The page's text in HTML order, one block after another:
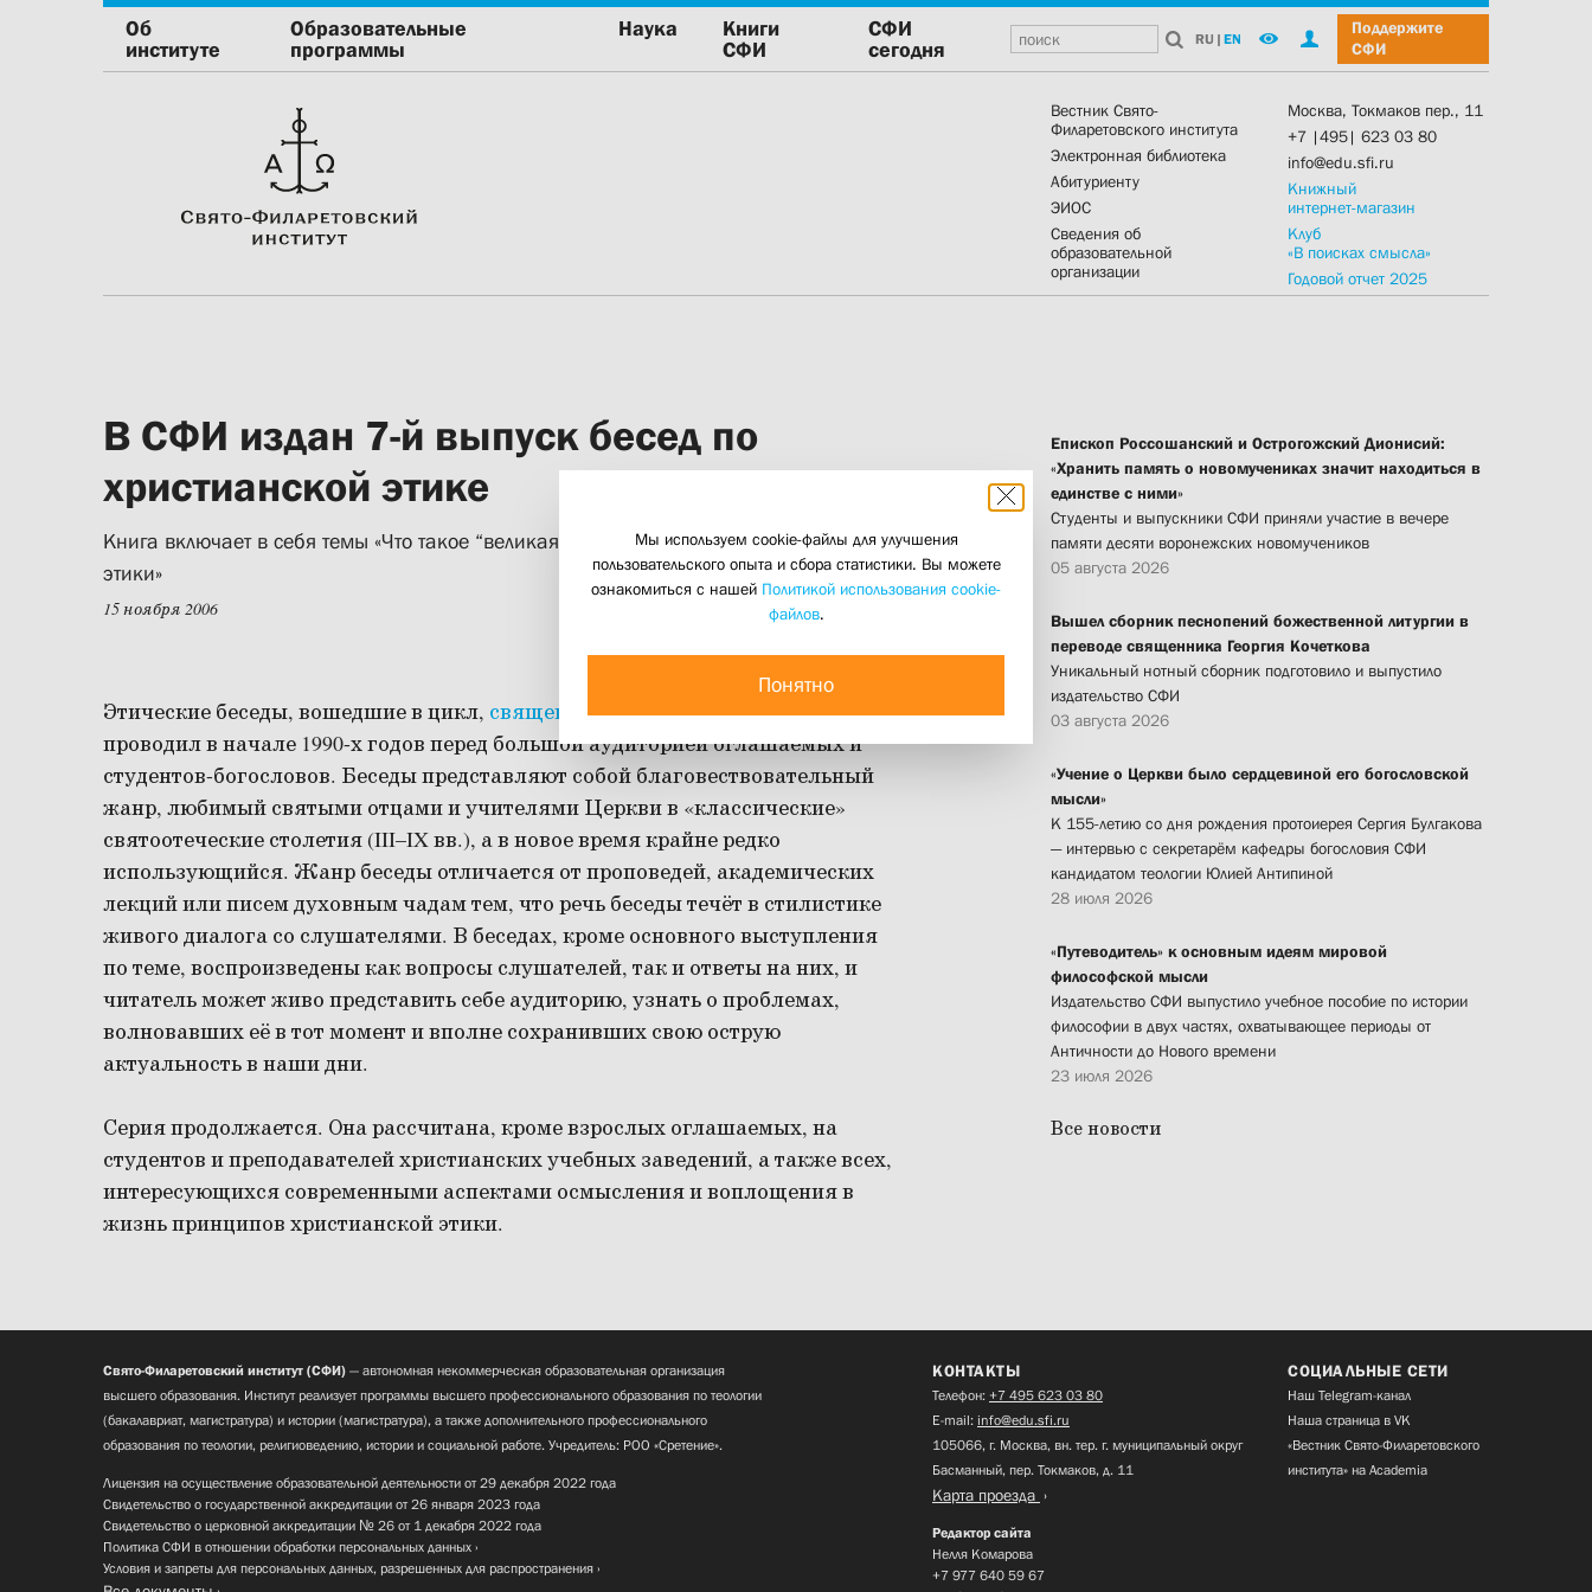
Об
институте
Образовательные
программы
Наука
Книги
СФИ
СФИ
сегодня
RU | EN
Поддержите
СФИ
Вестник Свято-
Филаретовского института
Электронная библиотека
Абитуриенту
ЭИОС
Сведения об
образовательной
организации
Москва, Токмаков пер., 11
+7 |495| 623 03 80
info@edu.sfi.ru
Книжный
интернет-магазин
Клуб
«В поисках смысла»
Годовой отчет 2025
В СФИ издан 7-й выпуск бесед по
христианской этике
Книга включает в себя темы «Что такое “великая нация”» и «“Золотое правило”
этики»
15 ноября 2006
Этические беседы, вошедшие в цикл, священник Георгий Кочетков
проводил в начале 1990-х годов перед большой аудиторией оглашаемых и
студентов-богословов. Беседы представляют собой благовествовательный
жанр, любимый святыми отцами и учителями Церкви в «классические»
святоотеческие столетия (III–IX вв.), а в новое время крайне редко
использующийся. Жанр беседы отличается от проповедей, академических
лекций или писем духовным чадам тем, что речь беседы течёт в стилистике
живого диалога со слушателями. В беседах, кроме основного выступления
по теме, воспроизведены как вопросы слушателей, так и ответы на них, и
читатель может живо представить себе аудиторию, узнать о проблемах,
волновавших её в тот момент и вполне сохранивших свою острую
актуальность в наши дни.
Серия продолжается. Она рассчитана, кроме взрослых оглашаемых, на
студентов и преподавателей христианских учебных заведений, а также всех,
интересующихся современными аспектами осмысления и воплощения в
жизнь принципов христианской этики.
Епископ Россошанский и Острогожский Дионисий:
«Хранить память о новомучениках значит находиться в
единстве с ними»
Студенты и выпускники СФИ приняли участие в вечере
памяти десяти воронежских новомучеников
05 августа 2026
Вышел сборник песнопений божественной литургии в
переводе священника Георгия Кочеткова
Уникальный нотный сборник подготовило и выпустило
издательство СФИ
03 августа 2026
«Учение о Церкви было сердцевиной его богословской
мысли»
К 155-летию со дня рождения протоиерея Сергия Булгакова
— интервью с секретарём кафедры богословия СФИ
кандидатом теологии Юлией Антипиной
28 июля 2026
«Путеводитель» к основным идеям мировой
философской мысли
Издательство СФИ выпустило учебное пособие по истории
философии в двух частях, охватывающее периоды от
Античности до Нового времени
23 июля 2026
Все новости
Мы используем cookie-файлы для улучшения
пользовательского опыта и сбора статистики. Вы можете
ознакомиться с нашей Политикой использования cookie-
файлов.
Понятно
Свято-Филаретовский институт (СФИ) — автономная некоммерческая образовательная организация
высшего образования. Институт реализует программы высшего профессионального образования по теологии
(бакалавриат, магистратура) и истории (магистратура), а также дополнительного профессионального
образования по теологии, религиоведению, истории и социальной работе. Учредитель: РОО «Сретение».
Лицензия на осуществление образовательной деятельности от 29 декабря 2022 года
Свидетельство о государственной аккредитации от 26 января 2023 года
Свидетельство о церковной аккредитации № 26 от 1 декабря 2022 года
Политика СФИ в отношении обработки персональных данных
Условия и запреты для персональных данных, разрешенных для распространения
КОНТАКТЫ
Телефон: +7 495 623 03 80
E-mail: info@edu.sfi.ru
105066, г. Москва, вн. тер. г. муниципальный округ
Басманный, пер. Токмаков, д. 11
Карта проезда
Редактор сайта
Нелля Комарова
+7 977 640 59 67
СОЦИАЛЬНЫЕ СЕТИ
Наш Telegram-канал
Наша страница в VK
«Вестник Свято-Филаретовского
института» на Academia